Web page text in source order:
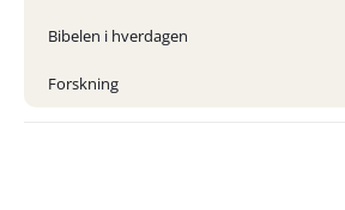
Bibelen i hverdagen
Forskning